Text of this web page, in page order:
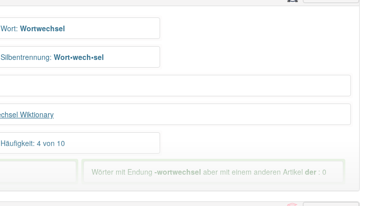
Wort: Wortwechsel
Silbentrennung: Wort•wech•sel
Wiktionary
Häufigkeit: 4 von 10
Wörter mit Endung-wortwechsel aber mit einem anderen Artikelder : 0
erraten.